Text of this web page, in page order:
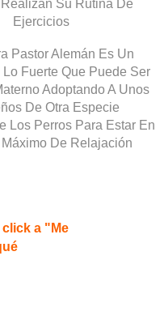
Su Rutina De
Ejercicios
Pastor Alemán Es Un
Lo Fuerte Que Puede Ser
Adoptando A Unos
De Otra Especie
Los Perros Para Estar En
De Relajación
a "Me